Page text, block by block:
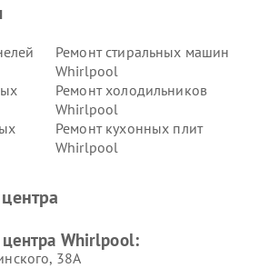
Ремонт стиральных машин
Whirlpool
Ремонт холодильников
Whirlpool
Ремонт кухонных плит
Whirlpool
центра Whirlpool:
38А